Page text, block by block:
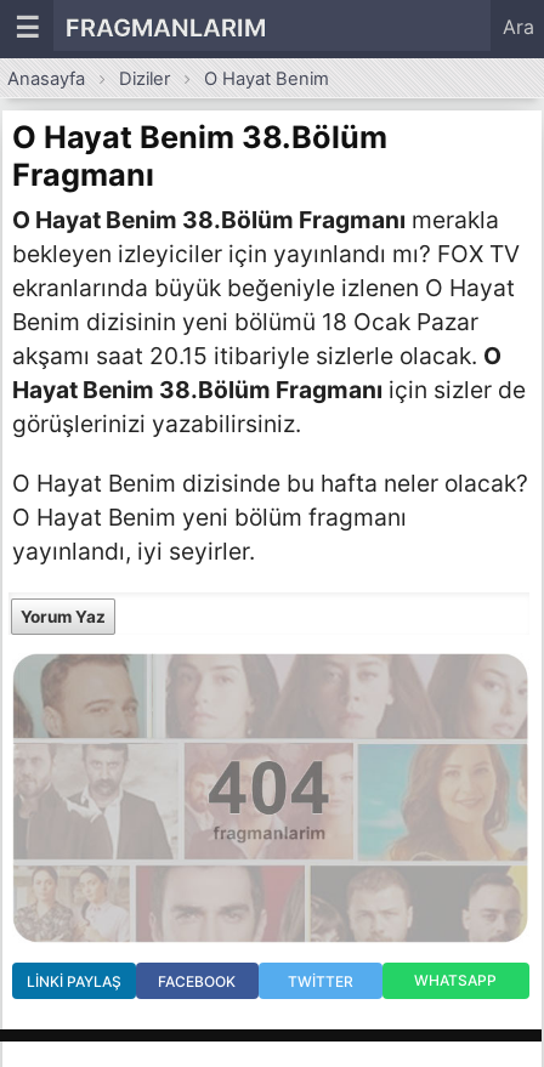
☰ FRAGMANLARIM Ara
Anasayfa Diziler O Hayat Benim
O Hayat Benim 38.Bölüm
Fragmanı
O Hayat Benim 38.Bölüm Fragmanı merakla
bekleyen izleyiciler için yayınlandı mı? FOX TV
ekranlarında büyük beğeniyle izlenen O Hayat
Benim dizisinin yeni bölümü 18 Ocak Pazar
akşamı saat 20.15 itibariyle sizlerle olacak. O
Hayat Benim 38.Bölüm Fragmanı için sizler de
görüşlerinizi yazabilirsiniz.
O Hayat Benim dizisinde bu hafta neler olacak?
O Hayat Benim yeni bölüm fragmanı
yayınlandı, iyi seyirler.
Yorum Yaz
LINKI PAYLAŞ FACEBOOK TWITTER WHATSAPP